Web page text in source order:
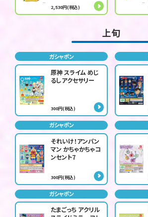
2,530円(税込)
上旬
ガシャポン
原神 スライム めじ
るしアクセサリー
300円(税込)
ガシャポン
それいけ！アンパン
マン かちゃかちゃコ
ンセント7
300円(税込)
ガシャポン
たまごっち アクリル